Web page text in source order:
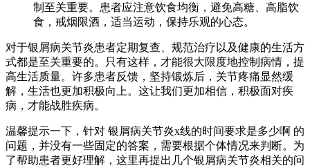
制至关重要。患者应注意饮食均衡，避免高糖、高脂饮
食，戒烟限酒，适当运动，保持乐观的心态。
对于银屑病关节炎患者定期复查、规范治疗以及健康的生活方
式都是至关重要的。只有这样，才能很大限度地控制病情，提
高生活质量。许多患者反馈，坚持锻炼后，关节疼痛显然缓
解，生活也更加积极向上。这让我们更加相信，积极面对疾
病，才能战胜疾病。
温馨提示一下，针对 银屑病关节炎x线的时间要求是多少啊 的
问题，并没有一些固定的答案，需要根据个体情况来判断。为
了帮助患者更好理解，这里再提出几个银屑病关节炎相关的问